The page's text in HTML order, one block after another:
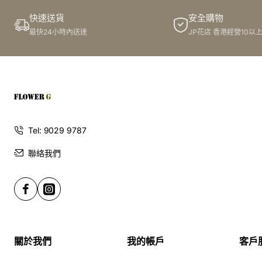
這束花完美適合送給那位陪伴你度過無數個週年、給予你支
持的摯愛。它所傳遞的，是「週年快樂」或「生日快樂」背
花束頁面。
Flowerg 花店提供 24 小時線上訂花服務，讓您的心意在任
愛人送上的祝福，成為一場充滿創意與驚喜的完美儀式。
紅粉繾綣：以十二枝玫瑰編織
本款花束以12枝飽滿紅玫瑰為核心，輔以嬌小小玫瑰、清雅
快速送貨
最快24小時內送達
安全購物
JP花店 香港經營10以
Tel: 9029 9787
聯絡我們
關於我們 我的帳戶 客戶